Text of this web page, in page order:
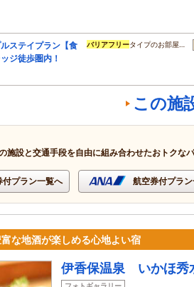
ステイプラン【食
ジ徒歩圏内！
バリアフリータイプのお部屋…
この施
施設と交通手段を自由に組み合わせたおトクな
付プラン一覧へ 航空券付プラ
な地酒が楽しめる心地よい宿
伊香保温泉 いかほ秀